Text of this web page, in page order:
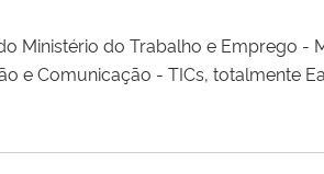
Ministério do Trabalho e Emprego -
e Comunicação - TICs, totalmente
até o avançado. São mais de 170